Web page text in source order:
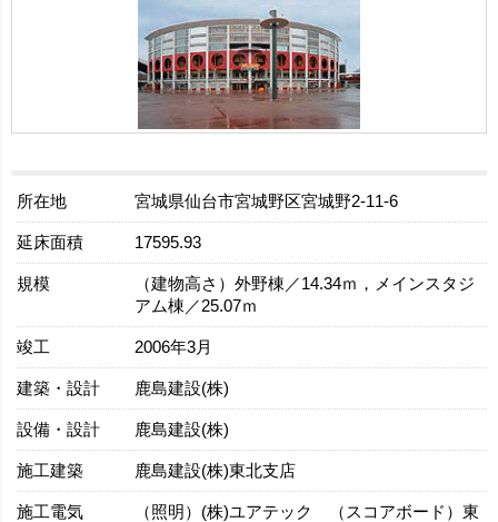
所在地 宮城県仙台市宮城野区宮城野2-11-6
延床面積 17595.93
規模
（建物高さ）外野棟／14.34ｍ，メインスタジ
アム棟／25.07ｍ
竣工 2006年3月
建築・設計 鹿島建設(株)
設備・設計 鹿島建設(株)
施工建築 鹿島建設(株)東北支店
施工電気
（照明）(株)ユアテック （スコアボード）東